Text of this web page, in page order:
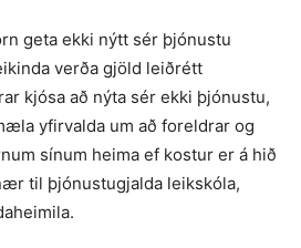
geta ekki nýtt sér þjónustu
verða gjöld leiðrétt
kjósa að nýta sér ekki þjónustu,
yfirvalda um að foreldrar og
sínum heima ef kostur er á hið
til þjónustugjalda leikskóla,